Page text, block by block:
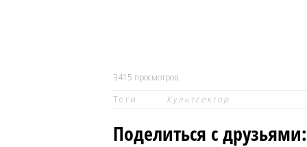
3415 просмотров.
Теги:
Культсектор
Поделиться с друзьями: